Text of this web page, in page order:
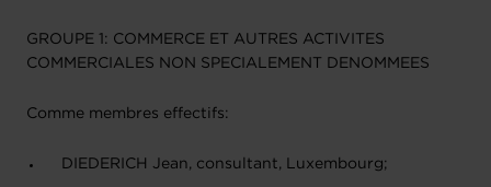
GROUPE 1: COMMERCE ET AUTRES ACTIVITES
COMMERCIALES NON SPECIALEMENT DENOMMEES
Comme membres effectifs:
DIEDERICH Jean, consultant, Luxembourg;